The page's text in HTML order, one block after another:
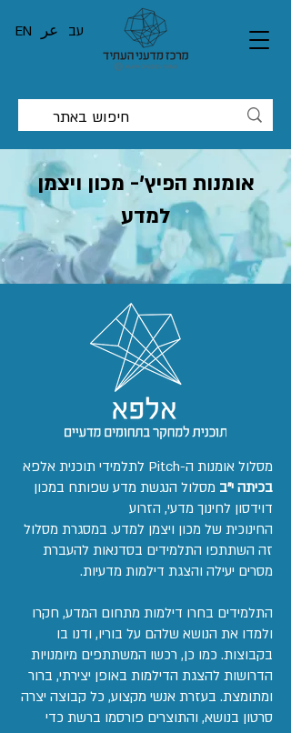
EN عر עב
אומנות הפיץ'- מכון ויצמן
למדע
מסלול אומנות ה-Pitch לתלמידי תוכנית אלפא
בכיתה י"ב מסלול הנגשת מדע שפותח במכון
דוידסון לחינוך מדעי, הזרוע
החינוכית של מכון ויצמן למדע. במסגרת מסלול
זה השתתפו התלמידים בסדנאות להעברת
מסרים יעילה והצגת דילמות מדעיות.
התלמידים בחרו דילמות מתחום המדע, חקרו
ולמדו את הנושא שלהם על בוריו, ודנו בו
בקבוצות. כמו כן, רכשו המשתתפים מיומנויות
הדרושות להצגת הדילמות באופן יצירתי, ברור
ומתומצת. בעזרת אנשי מקצוע, כל קבוצה יצרה
סרטון בנושא, והתוצרים פורסמו ברשת כדי